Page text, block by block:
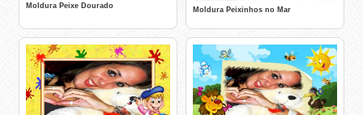
Moldura Peixe Dourado Moldura Peixinhos no Mar